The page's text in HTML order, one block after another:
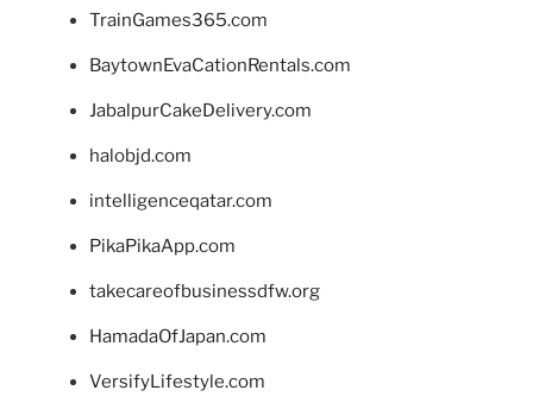
TrainGames365.com
BaytownEvaCationRentals.com
JabalpurCakeDelivery.com
halobjd.com
intelligenceqatar.com
PikaPikaApp.com
takecareofbusinessdfw.org
HamadaOfJapan.com
VersifyLifestyle.com